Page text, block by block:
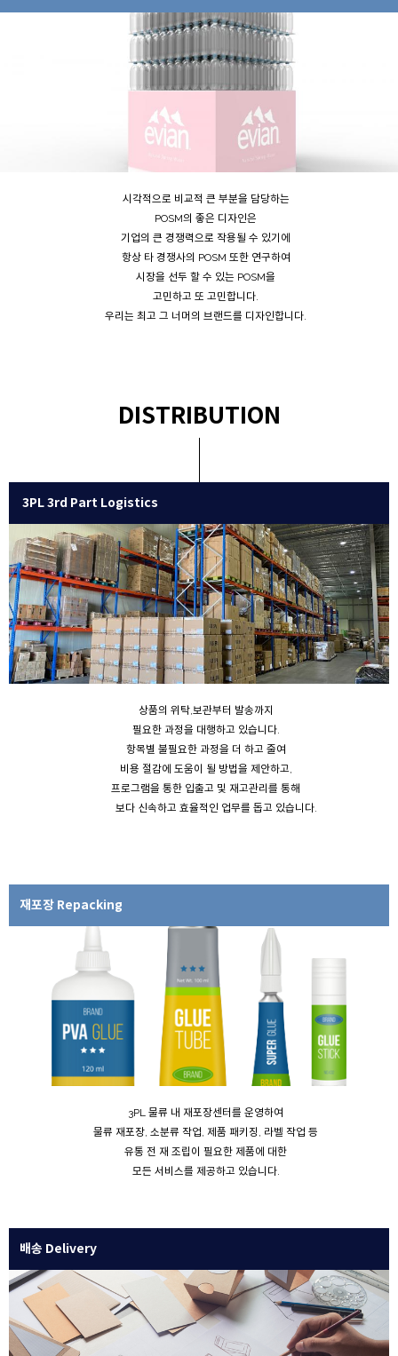
시각적으로 비교적 큰 부분을 담당하는
POSM의 좋은 디자인은
기업의 큰 경쟁력으로 작용될 수 있기에
항상 타 경쟁사의 POSM 또한 연구하여
시장을 선두 할 수 있는 POSM을
고민하고 또 고민합니다.
우리는 최고 그 너머의 브랜드를 디자인합니다.
DISTRIBUTION
3PL 3rd Part Logistics
상품의 위탁,보관부터 발송까지
필요한 과정을 대행하고 있습니다.
항목별 불필요한 과정을 더 하고 줄여
비용 절감에 도움이 될 방법을 제안하고,
프로그램을 통한 입출고 및 재고관리를 통해
보다 신속하고 효율적인 업무를 돕고 있습니다.
재포장 Repacking
3PL 물류 내 재포장센터를 운영하여
물류 재포장, 소분류 작업, 제품 패키징, 라벨 작업 등
유통 전 재 조립이 필요한 제품에 대한
모든 서비스를 제공하고 있습니다.
배송 Delivery